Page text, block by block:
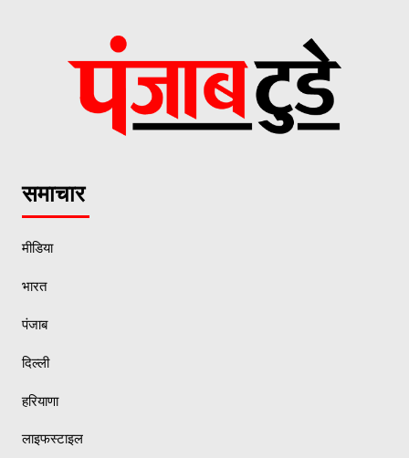
समाचार
मीडिया
भारत
पंजाब
दिल्ली
हरियाणा
लाइफस्टाइल